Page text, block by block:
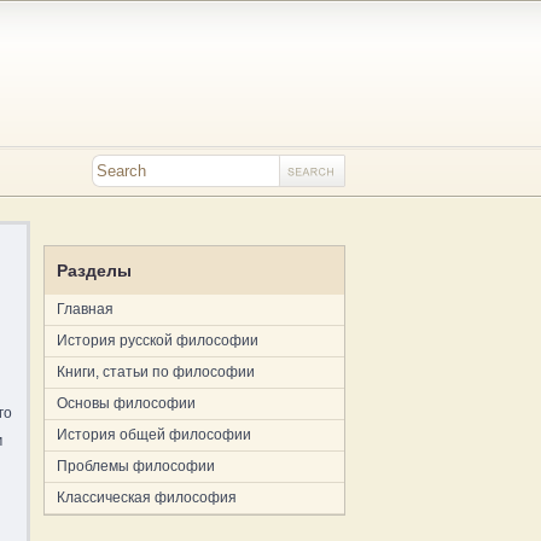
Разделы
Главная
История русской философии
Книги, статьи по философии
Основы философии
История общей философии
Проблемы философии
Классическая философия